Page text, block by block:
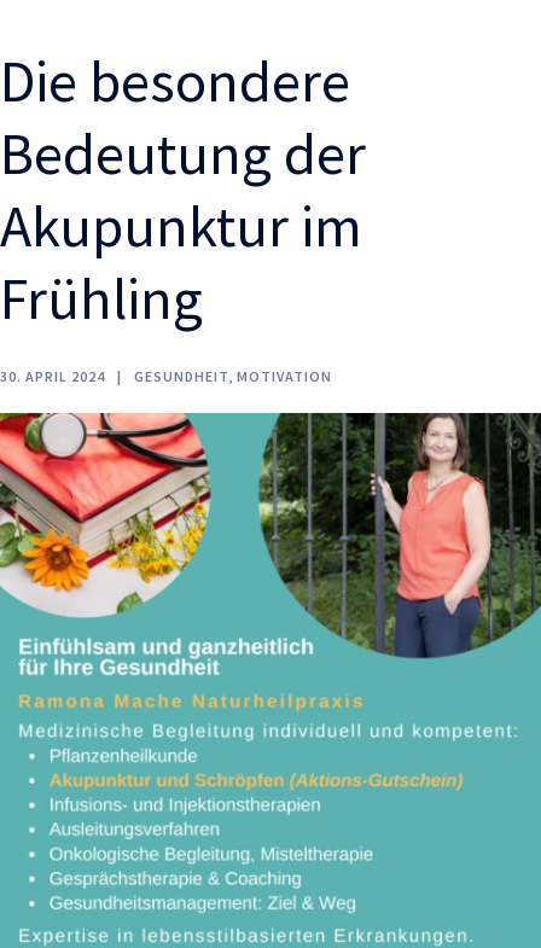
Die besondere
Bedeutung der
Akupunktur im
Frühling
30. APRIL 2024 GESUNDHEIT, MOTIVATION